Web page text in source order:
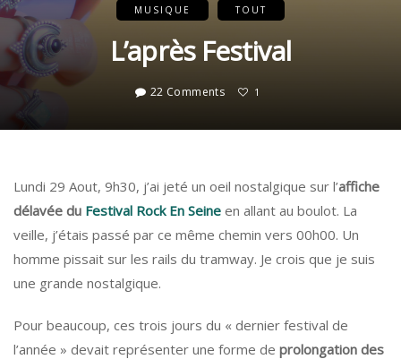
MUSIQUE
TOUT
L’après Festival
22 Comments 1
Lundi 29 Aout, 9h30, j’ai jeté un oeil nostalgique sur l’affiche
délavée du Festival Rock En Seine en allant au boulot. La
veille, j’étais passé par ce même chemin vers 00h00. Un
homme pissait sur les rails du tramway. Je crois que je suis
une grande nostalgique.
Pour beaucoup, ces trois jours du « dernier festival de
l’année » devait représenter une forme de prolongation des